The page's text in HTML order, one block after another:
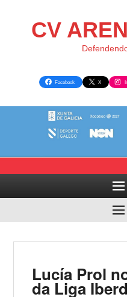
CV
Facebook X
Lucía Prol
da Liga